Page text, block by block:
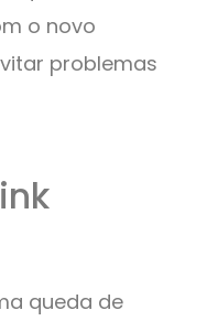
o novo
problemas
queda de